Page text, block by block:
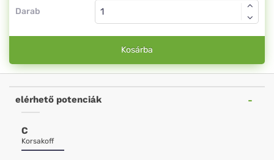
Darab
Kosárba
elérhető potenciák
C
Korsakoff